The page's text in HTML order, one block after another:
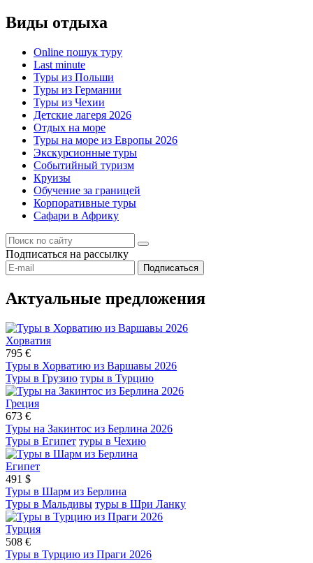
Виды отдыха
Online пошук туру
Last minute
Туры из Польши
Туры из Германии
Туры из Чехии
Детские лагеря 2026
Отдых на море
Туры на море из Европы 2026
Экскурсионные туры
Событийный туризм
Круизы
Обучение за границей
Корпоративные туры
Сафари в Африку
Подписаться на рассылку
Подписаться
Актуальные предложения
Хорватия
795 €
Туры в Хорватию из Варшавы 2026
Туры в Грузию туры в Турцию
Греция
673 €
Туры на Закинтос из Берлина 2026
Туры в Египет туры в Чехию
Египет
491 $
Туры в Шарм из Берлина
Туры в Мальдивы туры в Шри Ланку
Турция
508 €
Туры в Турцию из Праги 2026